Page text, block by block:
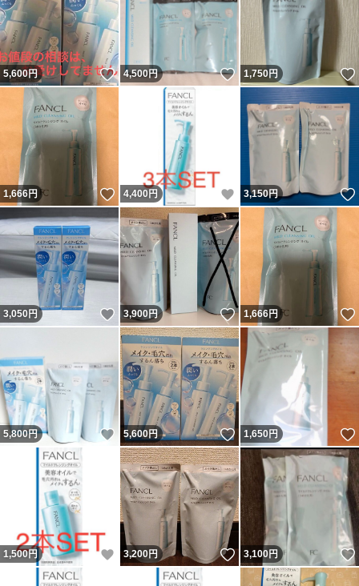
5,600円 いいね！
4,500円 いいね！
1,750円
1,666円 いいね！
4,400 円 いいね！
3,150円
3,050円 いいね！
3,900円 いいね！
1,666円
5,800円 いいね！
5,600円 いいね！
1,650円
1,500円 いいね！
3,200円 いいね！
3,100円